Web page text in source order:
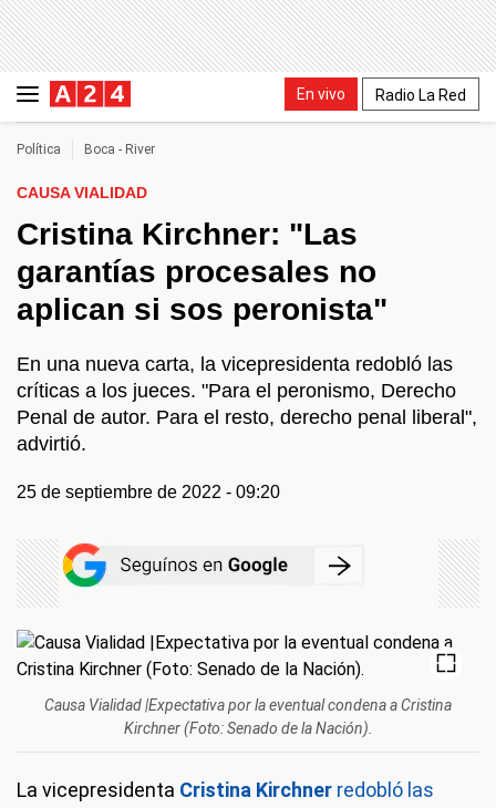
En vivo Radio La Red
Política Boca - River
CAUSA VIALIDAD
Cristina Kirchner: "Las
garantías procesales no
aplican si sos peronista"
En una nueva carta, la vicepresidenta redobló las
críticas a los jueces. "Para el peronismo, Derecho
Penal de autor. Para el resto, derecho penal liberal",
advirtió.
25 de septiembre de 2022 - 09:20
Causa Vialidad |Expectativa por la eventual condena a Cristina
Kirchner (Foto: Senado de la Nación).
La vicepresidenta Cristina Kirchner redobló las